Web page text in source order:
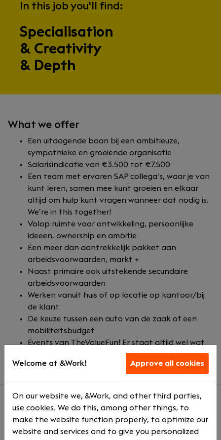
In this job you'll find:
Specialisation
& Creativity
& Depth
What we offer
Een uitdagende baan bij een ambitieuze,
sympathieke en groeiende organisatie
Salarisindicatie van €3.500 tot €7.500
Een team met ervaren SAP collega’s, waar je van
kunt leren, samen mee kunt groeien en elkaar
altijd om hulp kunt vragen wanneer dat nodig is.
We’re in this together!
Volop ruimte voor ontwikkeling, persoonlijke
ideeën, ownership en ambitie
Een meer dan aantrekkelijk pakket aan
arbeidsvoorwaarden, markt +
Naast primaire ook uitstekende secundaire
arbeidsvoorwaarden
Werken vanuit huis of op locatie op kantoor/bij
de klant
De keuze tussen een auto van de zaak of een
mobiliteitsbudget
Events van TheValueFun! Er staat altijd wel wat
About us
Kort maar krachtig: TheValueChain is een team van
Welcome at &Work! Approve all cookies
On our website we, &Work, and other third parties,
use cookies. We do this, among other things, to
make the website function properly, to optimize our
website and services and to give you personalized